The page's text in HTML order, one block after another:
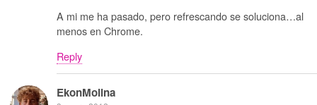
A mi me ha pasado, pero refrescando se soluciona…al
menos en Chrome.
Reply
EkonMolina